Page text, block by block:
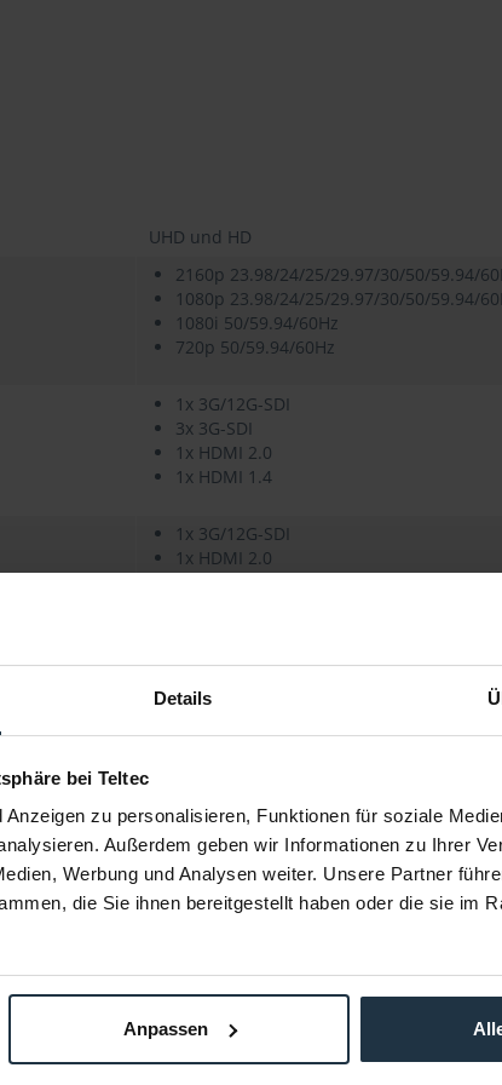
Details
bei Teltec
zu personalisieren, Funktionen für soziale
Außerdem geben wir Informationen zu Ihrer
Werbung und Analysen weiter. Unsere Partner
die Sie ihnen bereitgestellt haben oder die sie im
Anpassen
UHD und HD
2160p 23.98/24/25/29.97/30/50/59.94/
1080p 23.98/24/25/29.97/30/50/59.94/
1080i 50/59.94/60Hz
720p 50/59.94/60Hz
1x 3G/12G-SDI
3x 3G-SDI
1x HDMI 2.0
1x HDMI 1.4
1x 3G/12G-SDI
1x HDMI 2.0
2x Balanced XLR (Stereo-Paar)
HDMI Eingang /Ausgang (8CH)
SD: 90 (Proxy), 39 (LT), 27 (Standard), 18
HD: 27 (Proxy), 11.5 (LT), 8 (Standard), 5.5
3G: 13 (Proxy), 6 (LT), 4 (Standard), 2.5
exFAT
QuickTime .MOV